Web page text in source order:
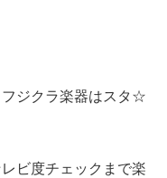
ジクラ楽器はスタ☆
ビ度チェックまで楽